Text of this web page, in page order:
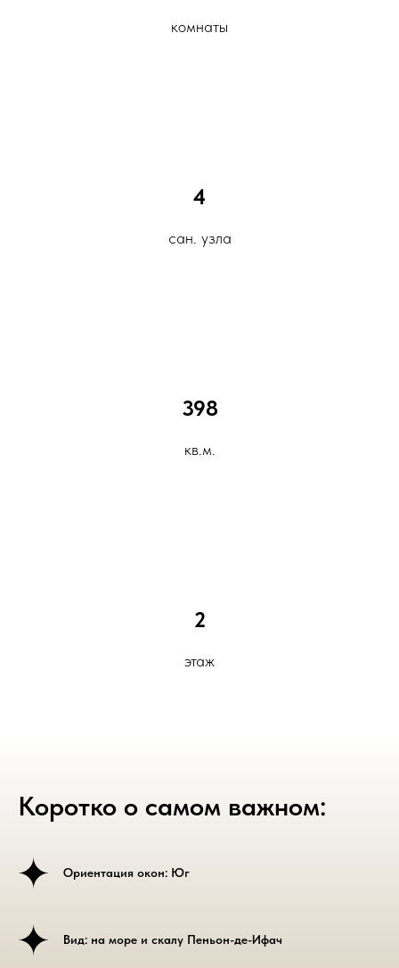
комнаты
4
сан. узла
398
кв.м.
2
этаж
Коротко о самом важном:
Ориентация окон: Юг
Вид: на море и скалу Пеньон-де-Ифач